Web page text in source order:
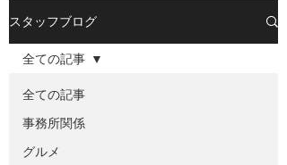
スタッフブログ
全ての記事
事務所関係
グルメ
全ての記事